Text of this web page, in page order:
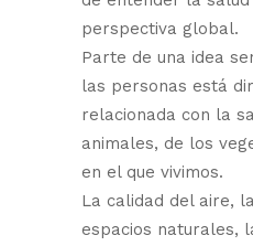
perspectiva global.
Parte de una idea
las personas está
relacionada con la
animales, de los
en el que vivimos.
La calidad del aire,
espacios naturales,